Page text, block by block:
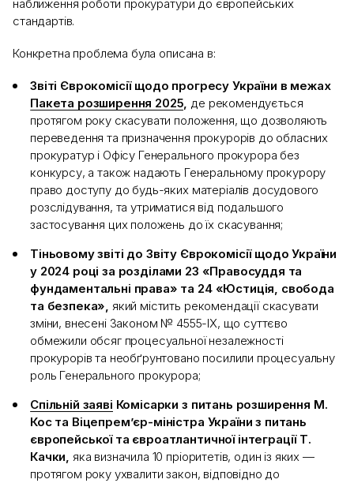
наближення роботи прокуратури до європейських
стандартів.
Конкретна проблема була описана в:
Звіті Єврокомісії щодо прогресу України в межах
Пакета розширення 2025, де рекомендується
протягом року скасувати положення, що дозволяють
переведення та призначення прокурорів до обласних
прокуратур і Офісу Генерального прокурора без
конкурсу, а також надають Генеральному прокурору
право доступу до будь-яких матеріалів досудового
розслідування, та утриматися від подальшого
застосування цих положень до їх скасування;
Тіньовому звіті до Звіту Єврокомісії щодо України
у 2024 році за розділами 23 «Правосуддя та
фундаментальні права» та 24 «Юстиція, свобода
та безпека», який містить рекомендації скасувати
зміни, внесені Законом № 4555-IX, що суттєво
обмежили обсяг процесуальної незалежності
прокурорів та необґрунтовано посилили процесуальну
роль Генерального прокурора;
Спільній заяві Комісарки з питань розширення М.
Кос та Віцепремʼєр-міністра України з питань
європейської та євроатлантичної інтеграції Т.
Качки, яка визначила 10 пріоритетів, один із яких —
протягом року ухвалити закон, відповідно до